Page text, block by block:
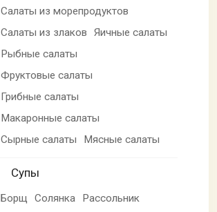
Салаты из морепродуктов
Салаты из злаков
Яичные салаты
Рыбные салаты
Фруктовые салаты
Грибные салаты
Макаронные салаты
Сырные салаты
Мясные салаты
Супы
Борщ Солянка
Рассольник